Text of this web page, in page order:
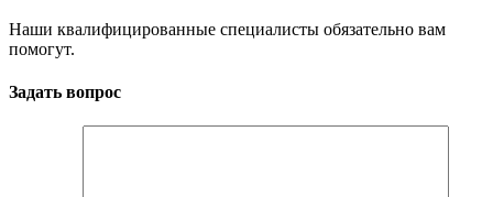
Наши квалифицированные специалисты обязательно вам
помогут.
Задать вопрос